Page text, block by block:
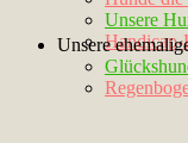
Unsere
Handicap-
Unsere